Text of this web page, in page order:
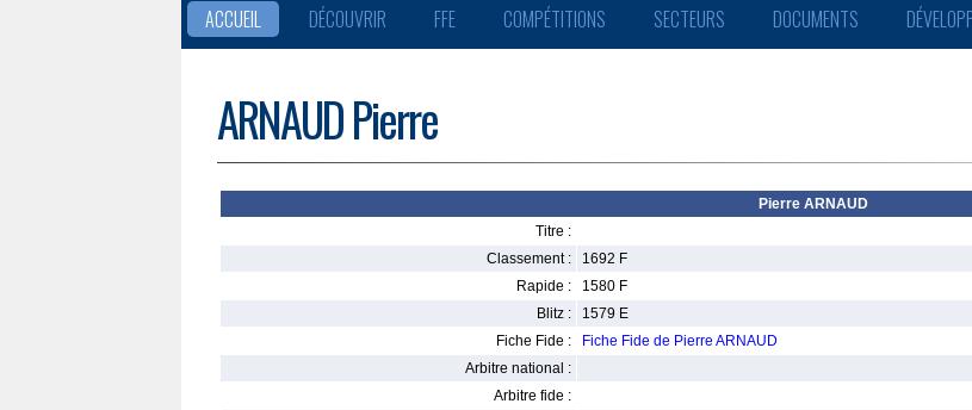
ACCUEIL DÉCOUVRIR FFE COMPÉTITIONS SECTEURS DOCUMENTS
ARNAUD Pierre
Pierre ARNAUD
Titre :
Classement :
1692 F
Rapide :
1580 F
Blitz :
1579 E
Fiche Fide :
Fiche Fide de Pierre ARNAUD
Arbitre national :
Arbitre fide :